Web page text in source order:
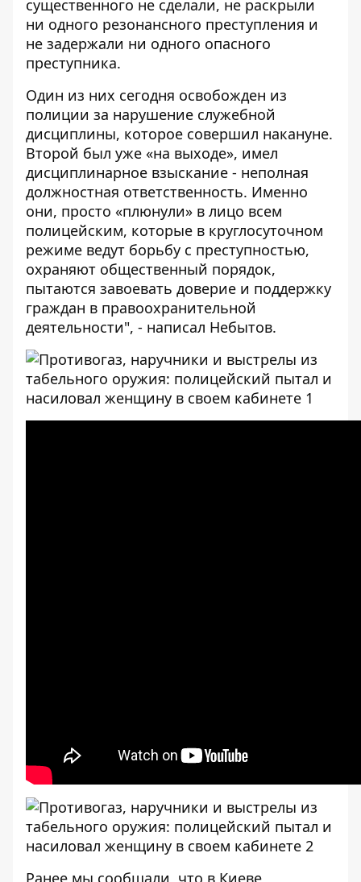
существенного не сделали, не раскрыли
ни одного резонансного преступления и
не задержали ни одного опасного
преступника.
Один из них сегодня освобожден из
полиции за нарушение служебной
дисциплины, которое совершил накануне.
Второй был уже «на выходе», имел
дисциплинарное взыскание - неполная
должностная ответственность. Именно
они, просто «плюнули» в лицо всем
полицейским, которые в круглосуточном
режиме ведут борьбу с преступностью,
охраняют общественный порядок,
пытаются завоевать доверие и поддержку
граждан в правоохранительной
деятельности", - написал Небытов.
Ранее мы сообщали, что в Киеве